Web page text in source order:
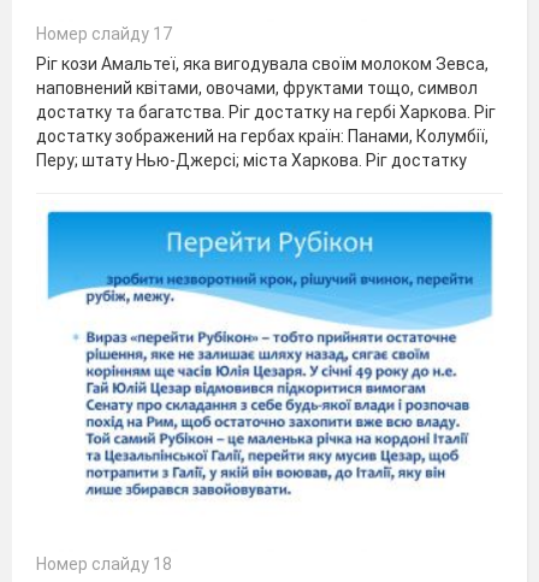
Номер слайду 17
Ріг кози Амальтеї, яка вигодувала своїм молоком Зевса,
наповнений квітами, овочами, фруктами тощо, символ
достатку та багатства. Ріг достатку на гербі Харкова. Ріг
достатку зображений на гербах країн: Панами, Колумбії,
Перу; штату Нью-Джерсі; міста Харкова. Ріг достатку
Номер слайду 18